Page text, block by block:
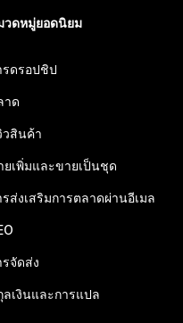
วดหมู่ยอดนิยม
รดรอปชิป
าด
วสินค้า
ยเพิ่มและขายเป็นชุด
รส่งเสริมการตลาดผ่านอีเมล
รจัดส่ง
ลเงินและการแปล